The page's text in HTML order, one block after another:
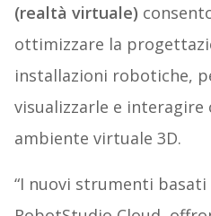
(realtà virtuale)
ottimizzare la
installazioni robotiche,
visualizzarle e interagire
ambiente virtuale 3D.
“I nuovi strumenti basati